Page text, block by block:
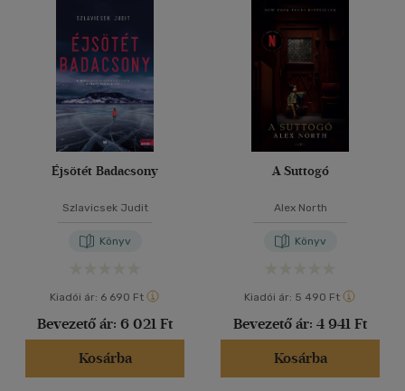
Éjsötét Badacsony
Szlavicsek Judit
Könyv
Kiadói ár: 6 690 Ft
Bevezető ár: 6 021 Ft
Kosárba
A Suttogó
Alex North
Könyv
Kiadói ár: 5 490 Ft
Bevezető ár: 4 941 Ft
Kosárba